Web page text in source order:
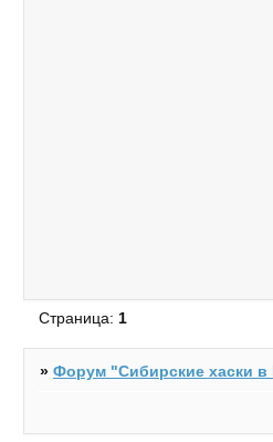
Страница: 1
»Форум "Cибирские хаски в